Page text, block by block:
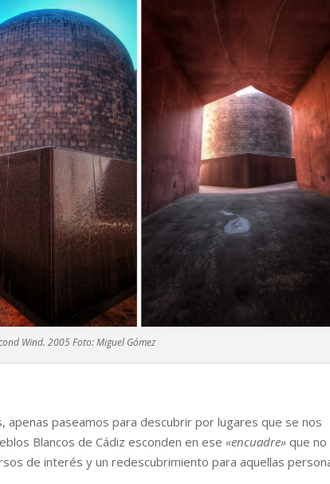
Wind. 2005 Foto: Miguel Gómez
paseamos para descubrir por lugares que se nos
Blancos de Cádiz esconden en ese«encuadre» que no
de interés y un redescubrimiento para aquellas